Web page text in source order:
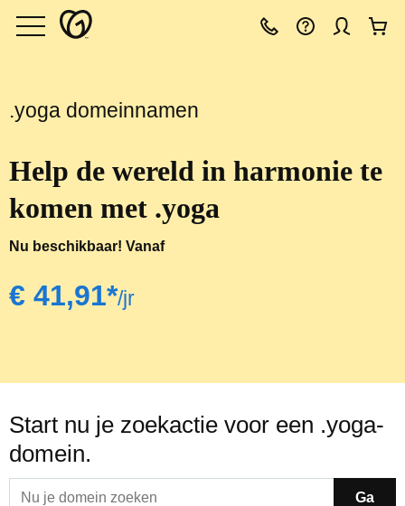
.yoga domeinnamen
Help de wereld in harmonie te
komen met .yoga
Nu beschikbaar! Vanaf
‪€ 41,91*‬/jr
Start nu je zoekactie voor een .yoga-
domein.
Ga